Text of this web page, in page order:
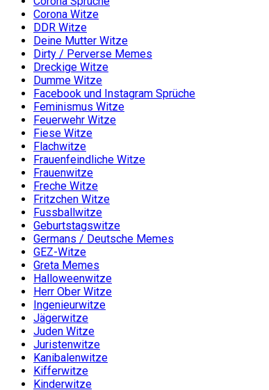
Corona Witze
DDR Witze
Deine Mutter Witze
Dirty / Perverse Memes
Dreckige Witze
Dumme Witze
Facebook und Instagram Sprüche
Feminismus Witze
Feuerwehr Witze
Fiese Witze
Flachwitze
Frauenfeindliche Witze
Frauenwitze
Freche Witze
Fritzchen Witze
Fussballwitze
Geburtstagswitze
Germans / Deutsche Memes
GEZ-Witze
Greta Memes
Halloweenwitze
Herr Ober Witze
Ingenieurwitze
Jägerwitze
Juden Witze
Juristenwitze
Kanibalenwitze
Kifferwitze
Kinderwitze